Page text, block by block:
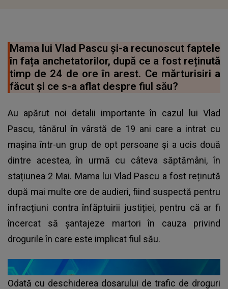
Mama lui Vlad Pascu și-a recunoscut faptele
în fața anchetatorilor, după ce a fost reținută
timp de 24 de ore în arest. Ce mărturisiri a
făcut și ce s-a aflat despre fiul său?
Au apărut noi detalii importante în cazul lui Vlad
Pascu, tânărul în vârstă de 19 ani care a intrat cu
mașina într-un grup de opt persoane și a ucis două
dintre acestea, în urmă cu câteva săptămâni, în
stațiunea 2 Mai. Mama lui Vlad Pascu a fost reținută
după mai multe ore de audieri, fiind suspectă pentru
infracțiuni contra înfăptuirii justiției, pentru că ar fi
încercat să șantajeze martori în cauza privind
drogurile în care este implicat fiul său.
Odată cu deschiderea dosarului de trafic de droguri